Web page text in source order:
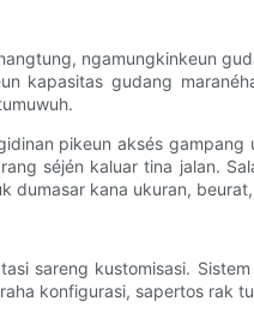
ngamungkinkeun
kapasitas gudang
pikeun aksés
séjén kaluar tina jalan.
kana ukuran,
sareng kustomisasi.
konfigurasi, sapertos